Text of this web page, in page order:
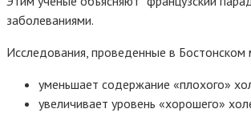
заболеваниями.
Исследования, проведенные в Бостонском
уменьшает содержание «плохого»
увеличивает уровень «хорошего»